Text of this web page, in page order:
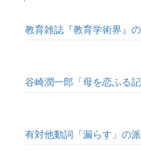
教育雑誌『教育学術界』
谷崎潤一郎「母を恋ふる
有対他動詞「漏らす」の